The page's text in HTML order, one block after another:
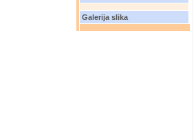
Galerija slika